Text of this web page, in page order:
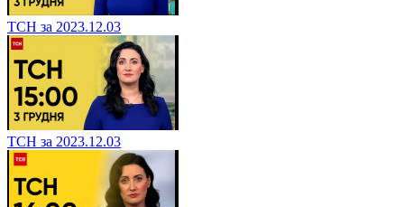
ТСН за 2023.12.03
ТСН за 2023.12.03